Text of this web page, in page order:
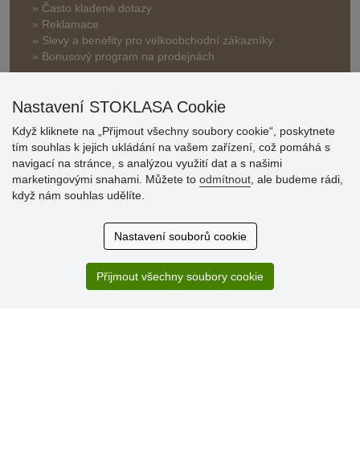
» Často kladené dotazy
» Reklamace
» Slevy a benefity pro velkoobchodní zákazníky
» Bonusový program na prodejnách
Hodnocení
zákazníků
Super obchod, kvalitní zboží za slušné ceny. Vřele
Nastavení STOKLASA Cookie
Když kliknete na „Přijmout všechny soubory cookie“, poskytnete
tím souhlas k jejich ukládání na vašem zařízení, což pomáhá s
navigací na stránce, s analýzou využití dat a s našimi
marketingovými snahami. Můžete to odmítnout , ale budeme rádi,
když nám souhlas udělíte.
Nastavení souborů cookie
Přijmout všechny soubory cookie